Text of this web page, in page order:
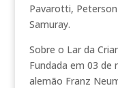
Pavarotti,
Samuray.
Sobre o Lar da
Fundada em 03 de
alemão Franz